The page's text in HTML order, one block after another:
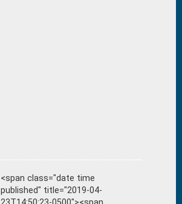
<span class="date time
published" title="2019-04-